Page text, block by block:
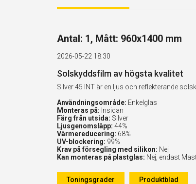
Antal: 1, Mått: 960x1400 mm
2026-05-22 18:30
Solskyddsfilm av högsta kvalitet
Silver 45 INT är en ljus och reflekterande
Användningsområde: Enkelglas
Monteras på: Insidan
Färg från utsida: Silver
Ljusgenomsläpp: 44%
Värmereducering: 68%
UV-blockering: 99%
Krav på försegling med silikon: Nej
Kan monteras på plastglas: Nej, endast
Toningsgrader Produktblad